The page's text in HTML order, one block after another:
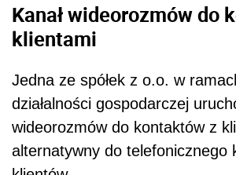
Kanał wideorozmów do
klientami
Jedna ze spółek z o.o. w
działalności gospodarczej
wideorozmów do kontaktów z
alternatywny do telefonicznego